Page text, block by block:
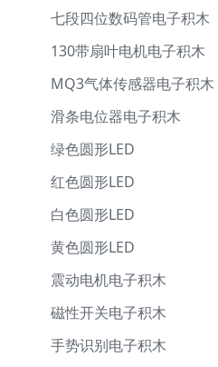
七段四位数码管电子积木
130带扇叶电机电子积木
MQ3气体传感器电子积木
滑条电位器电子积木
绿色圆形LED
红色圆形LED
白色圆形LED
黄色圆形LED
震动电机电子积木
磁性开关电子积木
手势识别电子积木